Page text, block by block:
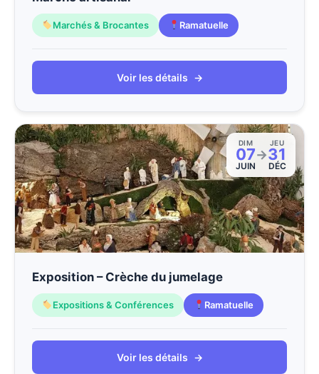
Marchés & Brocantes Ramatuelle
Voir les détails →
DIM
07
JUIN
→
JEU
31
DÉC
Exposition – Crèche du jumelage
Expositions & Conférences Ramatuelle
Voir les détails →